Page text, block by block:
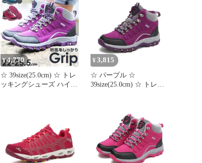
用 全天候対応 釣り靴 お
しゃれ 遠足 ハイキング
運動靴 ブラック 23.0cm
¥4,770
☆ 39size(25.0cm) ☆ トレ
ッキングシューズ ハイキ
ドア 登山 ハイキングシ
ューズ トレッキング 運
動靴 キャンプ カジュア
ル オシャレ おしゃれ
¥ 3,815
☆ パープル ☆
39size(25.0cm) ☆ トレッ
シューズ レディース ス
ニーカー シューズ 登山
靴 ハイキング アウトド
ア 登山 ハイキングシュ
ーズ トレッキング 運動
靴 キャンプ カジュアル